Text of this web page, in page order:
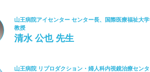
山王病院アイセンター センター長、国際医療福祉大学
教授
清水 公也 先生
山王病院 リプロダクション・婦人科内視鏡治療センタ